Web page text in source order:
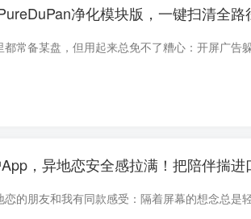
净化模块版，一键扫清全路
，异地恋安全感拉满！把陪伴揣进